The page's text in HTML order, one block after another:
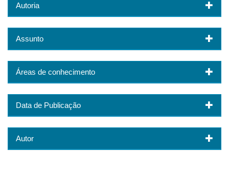
Autoria
Assunto
Áreas de conhecimento
Data de Publicação
Autor